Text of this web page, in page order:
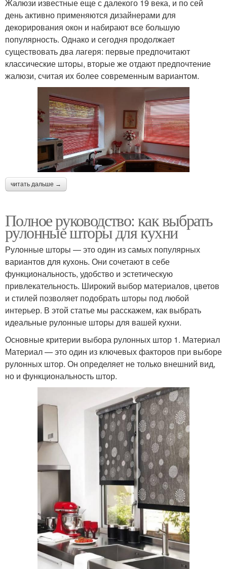
Жалюзи известные еще с далекого 19 века, и по сей
день активно применяются дизайнерами для
декорирования окон и набирают все большую
популярность. Однако и сегодня продолжает
существовать два лагеря: первые предпочитают
классические шторы, вторые же отдают предпочтение
жалюзи, считая их более современным вариантом.
читать дальше →
Полное руководство: как выбрать
рулонные шторы для кухни
Рулонные шторы — это один из самых популярных
вариантов для кухонь. Они сочетают в себе
функциональность, удобство и эстетическую
привлекательность. Широкий выбор материалов, цветов
и стилей позволяет подобрать шторы под любой
интерьер. В этой статье мы расскажем, как выбрать
идеальные рулонные шторы для вашей кухни.
Основные критерии выбора рулонных штор 1. Материал
Материал — это один из ключевых факторов при выборе
рулонных штор. Он определяет не только внешний вид,
но и функциональность штор.